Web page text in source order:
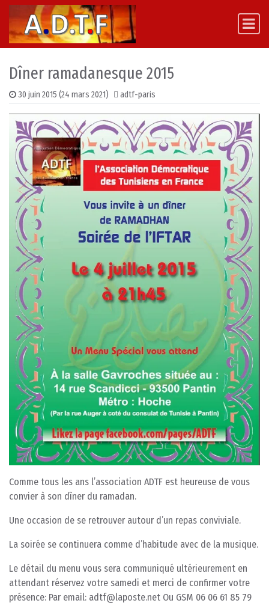
Skip to content
Main Navigation
Dîner ramadanesque 2015
30 juin 2015 (24 mars 2021) adtf-paris
Comme tous les ans l’association ADTF est heureuse de vous
convier à son dîner du ramadan.
Une occasion de se retrouver autour d’un repas conviviale.
La soirée se continuera comme d’habitude avec de la musique.
Le détail du menu vous sera communiqué ultérieurement en
attendant réservez votre samedi et merci de confirmer votre
présence: Par email: adtf@laposte.net Ou GSM 06 06 61 85 79